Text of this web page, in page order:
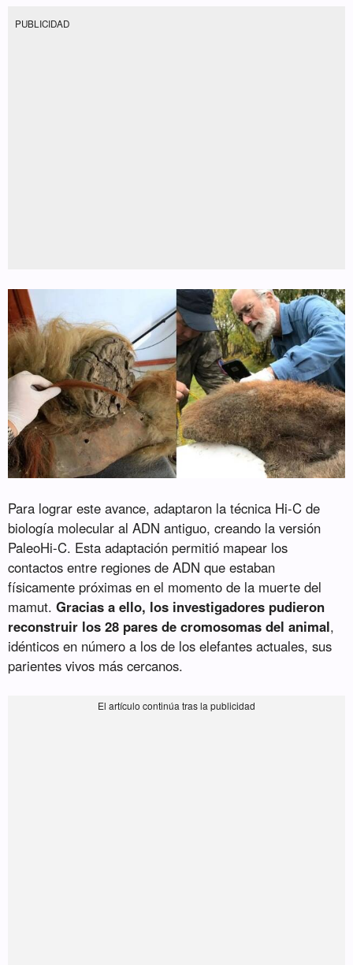
PUBLICIDAD
Para lograr este avance, adaptaron la técnica Hi-C de
biología molecular al ADN antiguo, creando la versión
PaleoHi-C. Esta adaptación permitió mapear los
contactos entre regiones de ADN que estaban
físicamente próximas en el momento de la muerte del
mamut.Gracias a ello, los investigadores pudieron
reconstruir los 28 pares de cromosomas del animal,
idénticos en número a los de los elefantes actuales, sus
parientes vivos más cercanos.